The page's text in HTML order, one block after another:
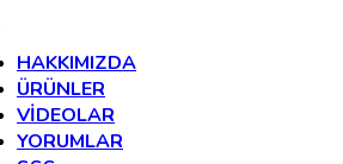
HAKKIMIZDA
ÜRÜNLER
VIDEOLAR
YORUMLAR